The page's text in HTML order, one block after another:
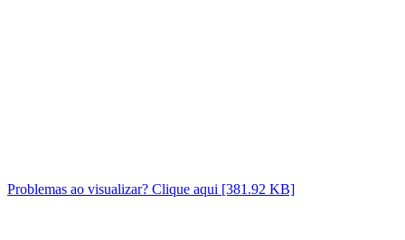
Problemas ao visualizar? Clique aqui [381.92 KB]